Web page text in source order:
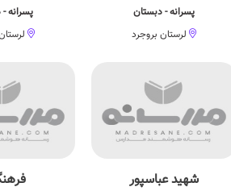
پسرانه - دبستان
لرستان بروجرد
پسرانه
شهید عباسپور